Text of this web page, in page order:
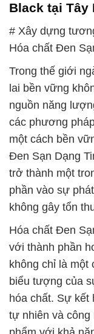
Black tại Tây
# Xây dựng
Hóa chất Ðen
Trong thế giới
lai bền vững
nguồn năng
các phương
một cách bền
Ðen Sạn Dạng
trở thành một
phần vào sự
không gây tổn
Hóa chất Ðen
với thành phần
không chỉ là một
biểu tượng của
hóa chất. Sự kết
tự nhiên và công